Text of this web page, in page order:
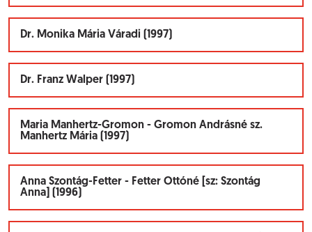
Dr. Monika Mária Váradi (1997)
Dr. Franz Walper (1997)
Maria Manhertz-Gromon - Gromon Andrásné sz.
Manhertz Mária (1997)
Anna Szontág-Fetter - Fetter Ottóné [sz: Szontág
Anna] (1996)